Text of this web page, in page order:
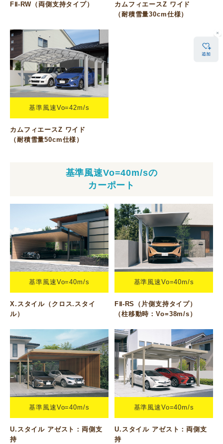
FⅡ-RW（両側支持タイプ）
カムフィエースZ ワイド
（耐積雪量30cm仕様）
基準風速Vo=42m/s
カムフィエースZ ワイド
（耐積雪量50cm仕様）
基準風速Vo=40m/sの
カーポート
基準風速Vo=40m/s
X.スタイル（クロス.スタイ
ル）
基準風速Vo=40m/s
FⅡ-RS（片側支持タイプ）
（柱移動時：Vo=38m/s）
基準風速Vo=40m/s
U.スタイル アゼスト：両側支
持
基準風速Vo=40m/s
U.スタイル アゼスト：両側支
持